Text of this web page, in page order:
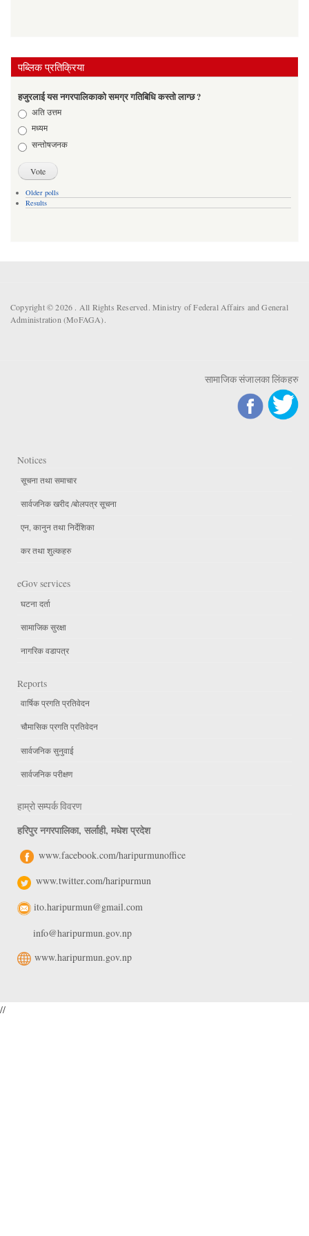
पब्लिक प्रतिक्रिया
हजुरलाई यस नगरपालिकाको समग्र गतिबिधि कस्तो लाग्छ ?
Choicesअति उत्तम
मध्यम
सन्तोषजनक
Older polls
Results
Copyright © 2026 . All Rights Reserved. Ministry of Federal Affairs and General
Administration (MoFAGA).
सामाजिक संजालका लिंकहरु
Notices
सूचना तथा समाचार
सार्वजनिक खरीद /बोलपत्र सूचना
एन, कानुन तथा निर्देशिका
कर तथा शुल्कहरु
eGov services
घटना दर्ता
सामाजिक सुरक्षा
नागरिक वडापत्र
Reports
वार्षिक प्रगति प्रतिवेदन
चौमासिक प्रगति प्रतिवेदन
सार्वजनिक सुनुवाई
सार्वजनिक परीक्षण
हाम्रो सम्पर्क विवरण
हरिपुर नगरपालिका, सर्लाही, मधेश प्रदेश
www.facebook.com/haripurmunoffice
www.twitter.com/haripurmun
ito.haripurmun@gmail.com
info@haripurmun.gov.np
www.haripurmun.gov.np
//